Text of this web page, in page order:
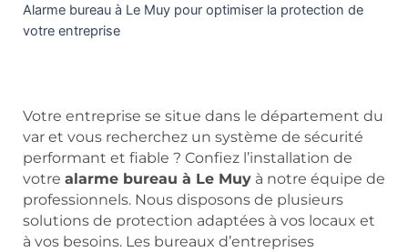
Alarme bureau à Le Muy pour optimiser la protection de
votre entreprise
Votre entreprise se situe dans le département du
var et vous recherchez un système de sécurité
performant et fiable ? Confiez l’installation de
votre alarme bureau à Le Muy à notre équipe de
professionnels. Nous disposons de plusieurs
solutions de protection adaptées à vos locaux et
à vos besoins. Les bureaux d’entreprises